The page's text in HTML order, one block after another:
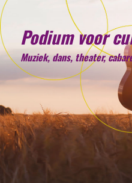
Podium voor
Muziek, dans, theater,